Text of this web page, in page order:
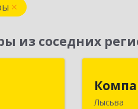
из соседних
Лысьва г,
Лысьва